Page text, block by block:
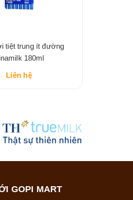
tiệt trung ít đường
180ml
Liên hệ
GOPI MART